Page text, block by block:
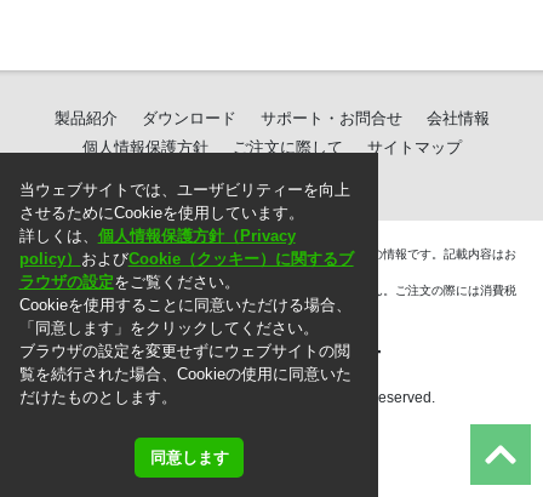
当ウェブサイトでは、ユーザビリティーを向上
させるためにCookieを使用しています。
詳しくは、 個人情報保護方針（Privacy
policy） およびCookie（クッキー）に関するブ
ラウザの設定をご覧ください。
Cookieを使用することに同意いただける場合、
「同意します」をクリックしてください。
ブラウザの設定を変更せずにウェブサイトの閲
覧を続行された場合、Cookieの使用に同意いた
だけたものとします。
同意します
製品紹介 ダウンロード サポート・お問合せ
会社情報
個人情報保護方針
ご注文に際して サイトマップ
＊. 本ウェブサイト上に掲載されている情報は、掲載した時点での情報です。記載内容はお
断りなしに変更することがありますのでご了承ください。
＊. 本ウェブサイト上の表示価格には消費税は含まれておりません。ご注文の際には消費税
を別途頂戴いたします。
Copyright © 2010 MG Co., Ltd. All rights reserved.